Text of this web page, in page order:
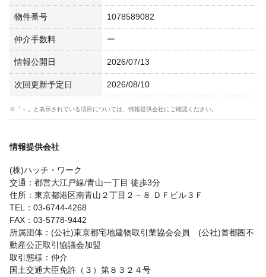
物件番号 1078589082
仲介手数料 ー
情報公開日 2026/07/13
次回更新予定日 2026/08/10
※「－」と表示されている項目については、情報提供会社にご確認ください。
情報提供会社
(株)ハッチ・ワーク
交通：都営大江戸線/青山一丁目 徒歩3分
住所：東京都港区南青山２丁目２－８ ＤＦビル３Ｆ
TEL：03-6744-4268
FAX：03-5778-9442
所属団体：(公社)東京都宅地建物取引業協会会員 (公社)首都圏不
動産公正取引協議会加盟
取引態様：仲介
国土交通大臣免許（３）第８３２４号